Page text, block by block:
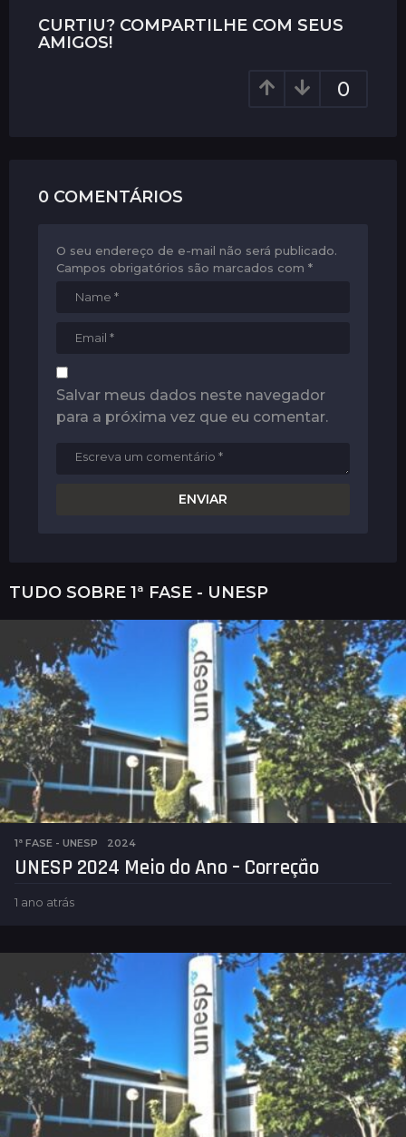
i
n
CURTIU? COMPARTILHE COM SEUS
AMIGOS!
0
0 COMENTÁRIOS
O seu endereço de e-mail não será publicado.
Campos obrigatórios são marcados com *
Salvar meus dados neste navegador
para a próxima vez que eu comentar.
TUDO SOBRE 1ª FASE - UNESP
1ª FASE - UNESP 2024
UNESP 2024 Meio do Ano – Correção
1 ano atrás
o
a
t
r
á
s